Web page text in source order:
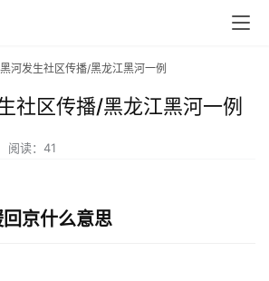
河发生社区传播/黑龙江黑河一例
社区传播/黑龙江黑河一例
阅读：41
京什么意思